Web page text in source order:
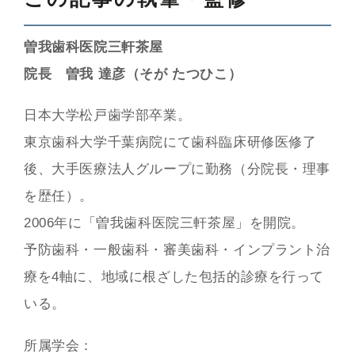
曽我歯科医院三軒茶屋
院長 曽我 達彦（そが たつひこ）
日本大学松戸歯学部卒業。
東京歯科大学千葉病院にて歯科臨床研修医修了
後、大手医療法人グループに勤務（分院長・理事
を歴任）。
2006年に「曽我歯科医院三軒茶屋」を開院。
予防歯科・一般歯科・審美歯科・インプラント治
療を4軸に、地域に根ざした包括的診療を行って
いる。
所属学会：